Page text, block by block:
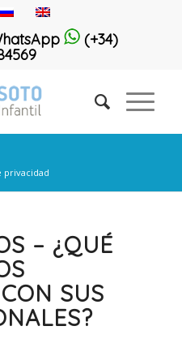
(+34)
privacidad
– ¿QUÉ
SUS